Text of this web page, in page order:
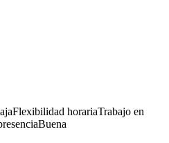
Flexibilidad horariaTrabajo en
Buena